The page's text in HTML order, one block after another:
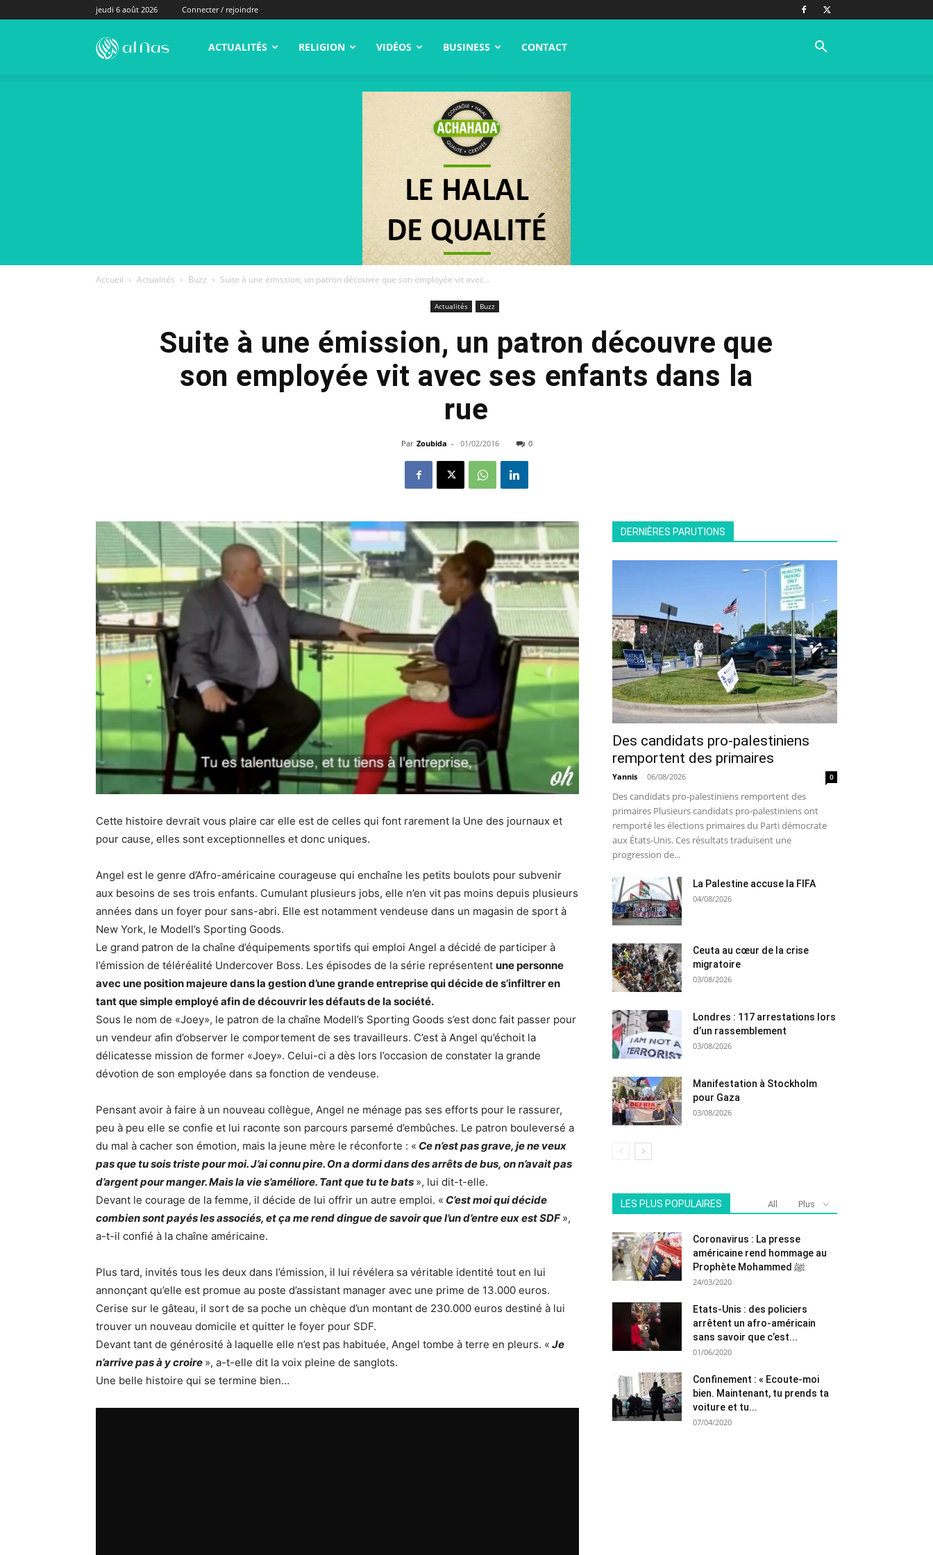
jeudi 6 août 2026 Connecter / rejoindre
alNas.fr ACTUALITÉS RELIGION VIDÉOS BUSINESS CONTACT
Accueil Actualités Buzz Suite à une émission, un patron découvre que son employée vit avec...
Actualités Buzz
Suite à une émission, un patron découvre que
son employée vit avec ses enfants dans la
rue
Par Zoubida - 01/02/2016 0
Cette histoire devrait vous plaire car elle est de celles qui font rarement la Une des journaux et
pour cause, elles sont exceptionnelles et donc uniques.
Angel est le genre d’Afro-américaine courageuse qui enchaîne les petits boulots pour subvenir
aux besoins de ses trois enfants. Cumulant plusieurs jobs, elle n’en vit pas moins depuis plusieurs
années dans un foyer pour sans-abri. Elle est notamment vendeuse dans un magasin de sport à
New York, le Modell’s Sporting Goods.
Le grand patron de la chaîne d’équipements sportifs qui emploi Angel a décidé de participer à
l’émission de téléréalité Undercover Boss. Les épisodes de la série représentent une personne
avec une position majeure dans la gestion d’une grande entreprise qui décide de s’infiltrer en
tant que simple employé afin de découvrir les défauts de la société.
Sous le nom de «Joey», le patron de la chaîne Modell’s Sporting Goods s’est donc fait passer pour
un vendeur afin d’observer le comportement de ses travailleurs. C’est à Angel qu’échoit la
délicatesse mission de former «Joey». Celui-ci a dès lors l’occasion de constater la grande
dévotion de son employée dans sa fonction de vendeuse.
Pensant avoir à faire à un nouveau collègue, Angel ne ménage pas ses efforts pour le rassurer,
peu à peu elle se confie et lui raconte son parcours parsemé d’embûches. Le patron bouleversé a
du mal à cacher son émotion, mais la jeune mère le réconforte : « Ce n’est pas grave, je ne veux
pas que tu sois triste pour moi. J’ai connu pire. On a dormi dans des arrêts de bus, on n’avait pas
d’argent pour manger. Mais la vie s’améliore. Tant que tu te bats », lui dit-t-elle.
Devant le courage de la femme, il décide de lui offrir un autre emploi. « C’est moi qui décide
combien sont payés les associés, et ça me rend dingue de savoir que l’un d’entre eux est SDF »,
a-t-il confié à la chaîne américaine.
Plus tard, invités tous les deux dans l’émission, il lui révélera sa véritable identité tout en lui
annonçant qu’elle est promue au poste d’assistant manager avec une prime de 13.000 euros.
Cerise sur le gâteau, il sort de sa poche un chèque d’un montant de 230.000 euros destiné à lui
trouver un nouveau domicile et quitter le foyer pour SDF.
Devant tant de générosité à laquelle elle n’est pas habituée, Angel tombe à terre en pleurs. « Je
n’arrive pas à y croire », a-t-elle dit la voix pleine de sanglots.
Une belle histoire qui se termine bien…
DERNIÈRES PARUTIONS
Des candidats pro-palestiniens
remportent des primaires
Yannis - 06/08/2026 0
Des candidats pro-palestiniens remportent des
primaires Plusieurs candidats pro-palestiniens ont
remporté les élections primaires du Parti démocrate
aux États-Unis. Ces résultats traduisent une
progression de...
La Palestine accuse la FIFA
04/08/2026
Ceuta au cœur de la crise
migratoire
03/08/2026
Londres : 117 arrestations lors
d’un rassemblement
03/08/2026
Manifestation à Stockholm
pour Gaza
03/08/2026
LES PLUS POPULAIRES All Plus
Coronavirus : La presse
américaine rend hommage au
Prophète Mohammed ﷺ
24/03/2020
Etats-Unis : des policiers
arrêtent un afro-américain
sans savoir que c’est...
01/06/2020
Confinement : « Ecoute-moi
bien. Maintenant, tu prends ta
voiture et tu...
07/04/2020